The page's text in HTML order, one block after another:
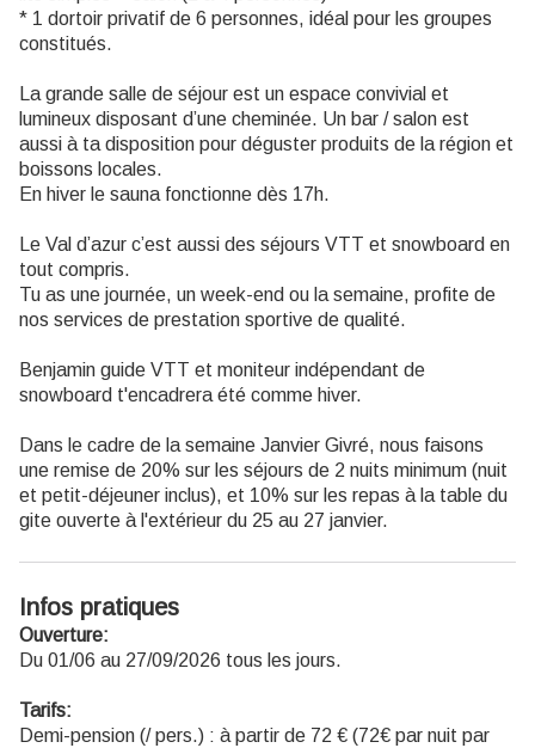
* 1 dortoir privatif de 6 personnes, idéal pour les groupes
constitués.
La grande salle de séjour est un espace convivial et
lumineux disposant d’une cheminée. Un bar / salon est
aussi à ta disposition pour déguster produits de la région et
boissons locales.
En hiver le sauna fonctionne dès 17h.
Le Val d’azur c’est aussi des séjours VTT et snowboard en
tout compris.
Tu as une journée, un week-end ou la semaine, profite de
nos services de prestation sportive de qualité.
Benjamin guide VTT et moniteur indépendant de
snowboard t'encadrera été comme hiver.
Dans le cadre de la semaine Janvier Givré, nous faisons
une remise de 20% sur les séjours de 2 nuits minimum (nuit
et petit-déjeuner inclus), et 10% sur les repas à la table du
gite ouverte à l'extérieur du 25 au 27 janvier.
Infos pratiques
Ouverture:
Du 01/06 au 27/09/2026 tous les jours.
Tarifs:
Demi-pension (/ pers.) : à partir de 72 € (72€ par nuit par